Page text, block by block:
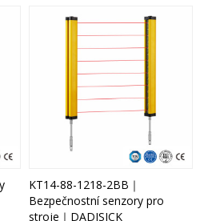
KT14-88-1218-2BB｜
Bezpečnostní senzory pro
stroje｜DADISICK